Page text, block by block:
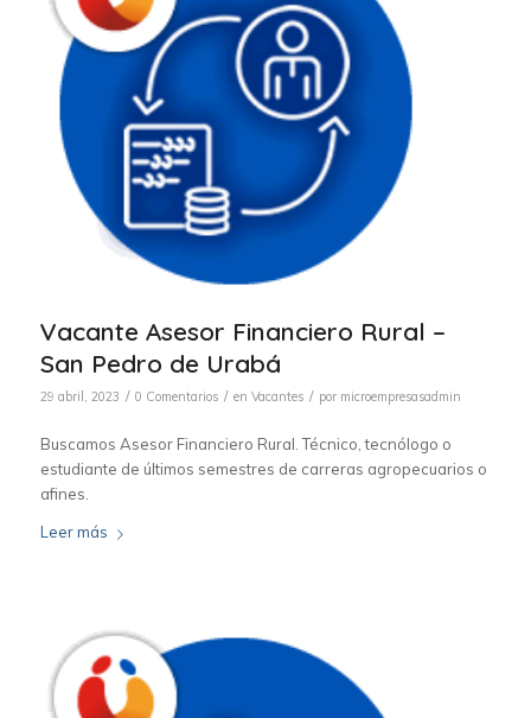
Vacante Asesor Financiero Rural –
San Pedro de Urabá
29 abril, 2023 / 0 Comentarios / en Vacantes / por microempresasadmin
Buscamos Asesor Financiero Rural. Técnico, tecnólogo o
estudiante de últimos semestres de carreras agropecuarios o
afines.
Leer más